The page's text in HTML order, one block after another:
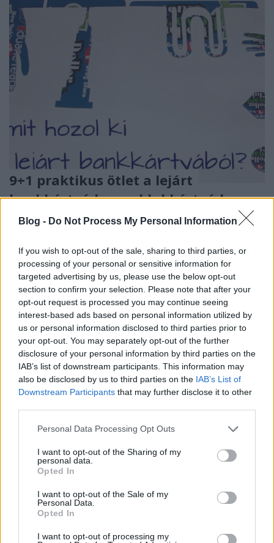
Blog - Do Not Process My Personal Information
If you wish to opt-out of the sale, sharing to third parties, or
processing of your personal or sensitive information for
targeted advertising by us, please use the below opt-out
section to confirm your selection. Please note that after your
opt-out request is processed you may continue seeing
interest-based ads based on personal information utilized by
us or personal information disclosed to third parties prior to
your opt-out. You may separately opt-out of the further
disclosure of your personal information by third parties on the
IAB’s list of downstream participants. This information may
also be disclosed by us to third parties on the IAB’s List of
Downstream Participants that may further disclose it to other
Please note that this website/app uses one or more Google
not limited to your visit or usage behaviour. You may click to
grant or deny consent to Google and its third-party tags to
use your data for below specified purposes in below Google
consent section.
Personal Data Processing Opt Outs
I want to opt-out of the Sharing of my
personal data.
Opted In
I want to opt-out of the Sale of my
Personal Data.
Opted In
I want to opt-out of processing my
9+1 praktikus ötlet a lejárt
bankkártyád vagy klubkártyád
újrahasznosítására
Ha lejárt a bankkártyád vagy klubkártyád és csak
egyszerűen kidobnád, akkor ne tedd! Mutatok 9
szuper lehetőséget, amiből biztosan lesz több olyan
is, amire te is azt fogod mondani, hogy “De jó!”.
Lássuk!